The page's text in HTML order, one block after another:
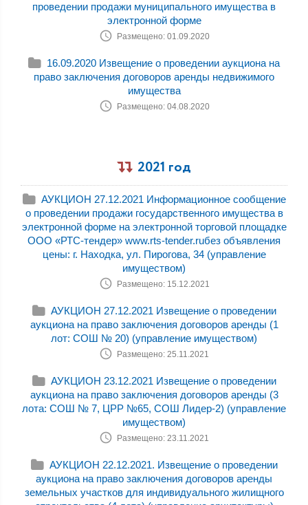
проведении продажи муниципального имущества в
электронной форме
Размещено: 01.09.2020
16.09.2020 Извещение о проведении аукциона на
право заключения договоров аренды недвижимого
имущества
Размещено: 04.08.2020
2021 год
АУКЦИОН 27.12.2021 Информационное сообщение
о проведении продажи государственного имущества в
электронной форме на электронной торговой площадке
ООО «РТС-тендер» www.rts-tender.ruбез объявления
цены: г. Находка, ул. Пирогова, 34 (управление
имуществом)
Размещено: 15.12.2021
АУКЦИОН 27.12.2021 Извещение о проведении
аукциона на право заключения договоров аренды (1
лот: СОШ № 20) (управление имуществом)
Размещено: 25.11.2021
АУКЦИОН 23.12.2021 Извещение о проведении
аукциона на право заключения договоров аренды (3
лота: СОШ № 7, ЦРР №65, СОШ Лидер-2) (управление
имуществом)
Размещено: 23.11.2021
АУКЦИОН 22.12.2021. Извещение о проведении
аукциона на право заключения договоров аренды
земельных участков для индивидуального жилищного